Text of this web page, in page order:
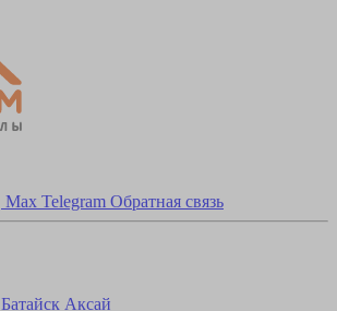
Max Telegram Обратная связь
Батайск Аксай